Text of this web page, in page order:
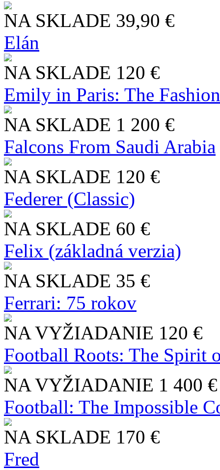
NA SKLADE 39,90 €
Elán
NA SKLADE 120 €
Emily in Paris: The
NA SKLADE 1 200 €
Falcons From Saudi Arabia
NA SKLADE 120 €
Federer (Classic)
NA SKLADE 60 €
Felix (základná verzia)
NA SKLADE 35 €
Ferrari: 75 rokov
NA VYŽIADANIE 120 €
Football Roots: The Spirit
NA VYŽIADANIE 1 400 €
Football: The Impossible
NA SKLADE 170 €
Fred